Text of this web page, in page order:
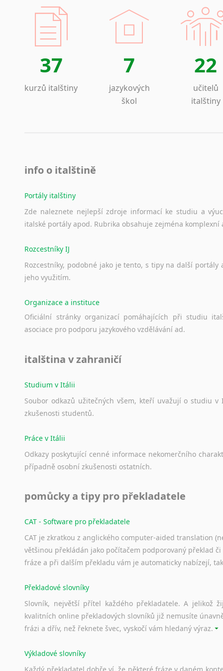
37
kurzů italštiny
7
jazykových
škol
22
učitelů
italštiny
info o italštině
Portály italštiny
Zde naleznete nejlepší zdroje informací ke studiu a
italské portály apod. Rubrika obsahuje zejména komplexní
Rozcestníky IJ
Rozcestníky, podobné jako je tento, s tipy na další portály
jeho využitím.
Organizace a instituce
Oficiální stránky organizací pomáhajících při studiu
asociace pro podporu jazykového vzdělávání ad.
italština v zahraničí
Studium v Itálii
Soubor odkazů užitečných všem, kteří uvažují o studiu v
zkušenosti studentů.
Práce v Itálii
Odkazy poskytující cenné informace nekomerčního
případně osobní zkušenosti ostatních.
pomůcky a tipy pro překladatele
CAT - Software pro překladatele
CAT je zkratkou z anglického computer-aided translation
většinou překládán jako počítačem podporovaný překlad
fráze a při dalším překladu vám je automaticky nabízejí,
Překladové slovníky
Slovník, největší přítel každého překladatele. A jelikož
kvalitních online překladových slovníků již nemusíte
frázi a dřív, než řeknete švec, vyskočí vám hledaný výraz.
Výkladové slovníky